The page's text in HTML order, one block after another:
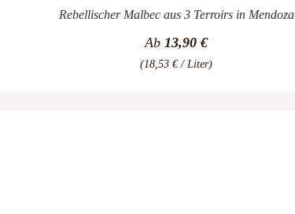
Rebellischer Malbec aus 3 Terroirs in Mendoza
Ab 13,90 €
(18,53 € / Liter)